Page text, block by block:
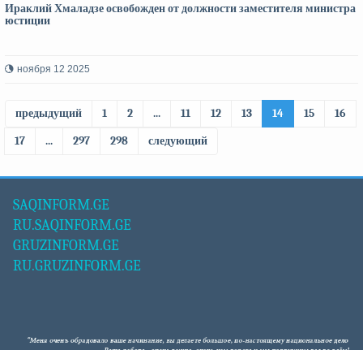
Ираклий Хмаладзе освобожден от должности заместителя министра
юстиции
ноября 12 2025
предыдущий 1 2 ... 11 12 13 14 15
16
17
... 297 298 следующий
SAQINFORM.GE
RU.SAQINFORM.GE
GRUZINFORM.GE
RU.GRUZINFORM.GE